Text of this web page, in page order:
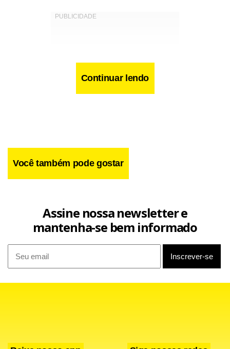
Umbria, importante museu de arte de Perúgia, na Itália. O
incentivo da mãe. “Ele chegou a sofrer preconceito na
escola. Foi quando resolvi levá-lo para dentro do ateliê que
Continuar lendo
Você também pode gostar
Assine nossa newsletter e
mantenha-se bem informado